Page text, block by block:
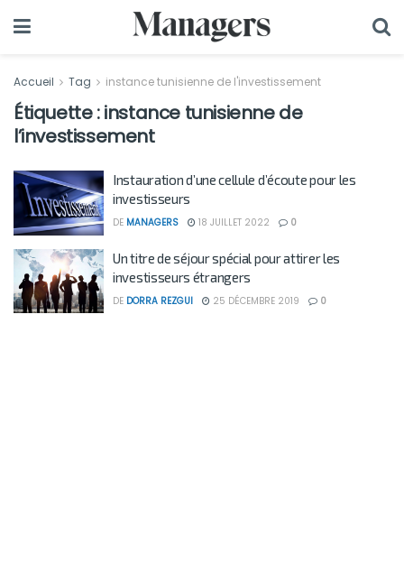
Accueil Tag instance tunisienne de l'investissement
Étiquette :instance tunisienne de
l’investissement
Instauration d’une cellule d’écoute pour les
investisseurs
DE MANAGERS 18 JUILLET 2022 0
Un titre de séjour spécial pour attirer les
investisseurs étrangers
DE DORRA REZGUI 25 DÉCEMBRE 2019 0